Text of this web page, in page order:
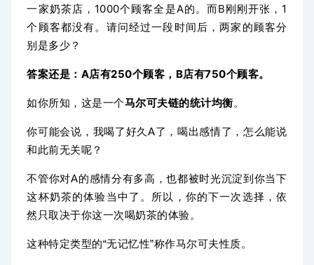
一家奶茶店， 1000个顾客全是A的。 而B刚刚开张，1
个顾客都没有。请问经过一段时间后，两家的顾客分
别是多少？
答案还是：A店有250个顾客，B店有750个顾客。
如你所知，这是一个马尔可夫链的统计均衡。
你可能会说，我喝了好久A了，喝出感情了，怎么能说
和此前无关呢？
不管你对A的感情分有多高，也都被时光沉淀到你当下
这杯奶茶的体验当中了。所以，你的下一次选择，依
然只取决于你这一次喝奶茶的体验。
这种特定类型的“无记忆性”称作马尔可夫性质。